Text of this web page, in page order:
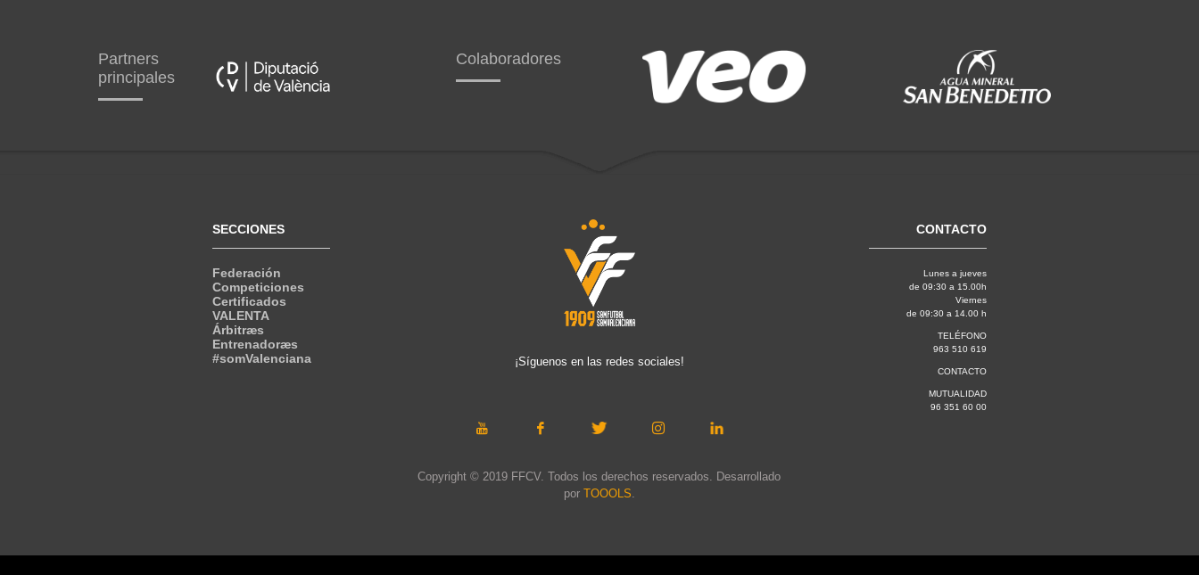
Partners
principales
Colaboradores
SECCIONES
Federación
Competiciones
Certificados
VALENTA
Árbitræs
Entrenadoræs
#somValenciana
¡Síguenos en las redes sociales!
Copyright © 2019 FFCV. Todos los derechos reservados. Desarrollado
por TOOOLS.
CONTACTO
Lunes a jueves
de 09:30 a 15.00h
Viernes
de 09:30 a 14.00 h
TELÉFONO
963 510 619
CONTACTO
MUTUALIDAD
96 351 60 00